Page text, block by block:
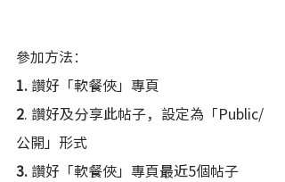
參加方法：
1. 讚好「軟餐俠」專頁
2. 讚好及分享此帖子，設定為「Public/
公開」形式
3. 讚好「軟餐俠」專頁最近5個帖子